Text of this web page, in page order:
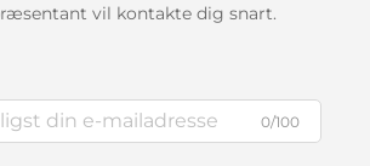
vil kontakte dig snart.
0/100